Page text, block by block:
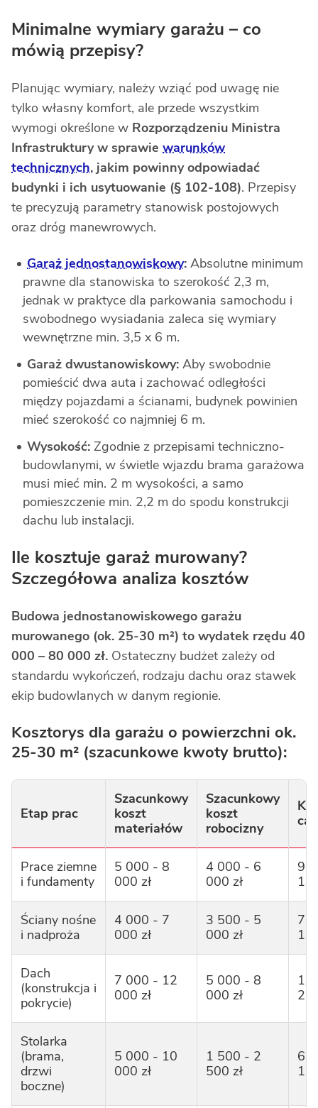
Minimalne wymiary garażu – co
mówią przepisy?
Planując wymiary, należy wziąć pod uwagę nie
tylko własny komfort, ale przede wszystkim
wymogi określone w Rozporządzeniu Ministra
Infrastruktury w sprawie warunków
technicznych, jakim powinny odpowiadać
budynki i ich usytuowanie (§ 102-108). Przepisy
te precyzują parametry stanowisk postojowych
oraz dróg manewrowych.
Garaż jednostanowiskowy: Absolutne minimum
prawne dla stanowiska to szerokość 2,3 m,
jednak w praktyce dla parkowania samochodu i
swobodnego wysiadania zaleca się wymiary
wewnętrzne min. 3,5 x 6 m.
Garaż dwustanowiskowy: Aby swobodnie
pomieścić dwa auta i zachować odległości
między pojazdami a ścianami, budynek powinien
mieć szerokość co najmniej 6 m.
Wysokość: Zgodnie z przepisami techniczno-
budowlanymi, w świetle wjazdu brama garażowa
musi mieć min. 2 m wysokości, a samo
pomieszczenie min. 2,2 m do spodu konstrukcji
dachu lub instalacji.
Ile kosztuje garaż murowany?
Szczegółowa analiza kosztów
Budowa jednostanowiskowego garażu
murowanego (ok. 25-30 m²) to wydatek rzędu 40
000 – 80 000 zł. Ostateczny budżet zależy od
standardu wykończeń, rodzaju dachu oraz stawek
ekip budowlanych w danym regionie.
Kosztorys dla garażu o powierzchni ok.
25-30 m² (szacunkowe kwoty brutto):
Etap prac
Szacunkowy
koszt
materiałów
Szacunkowy
koszt
robocizny
Prace ziemne
i fundamenty
5 000 - 8
000 zł
4 000 - 6
000 zł
9
14
Ściany nośne
i nadproża
4 000 - 7
000 zł
3 500 - 5
000 zł
7
12
Dach
(konstrukcja i
pokrycie)
7 000 - 12
000 zł
5 000 - 8
000 zł
12
20
Stolarka
(brama,
drzwi
boczne)
5 000 - 10
000 zł
1 500 - 2
500 zł
6
12